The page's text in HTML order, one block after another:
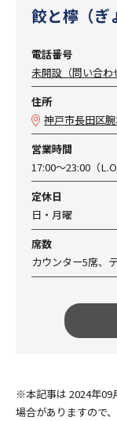
餃と檸（ぎ
電話番号
未開設（問い合わ
住所
神戸市長田区
営業時間
17:00～23:00（
定休日
日・月曜
席数
カウンター5席、
※本記事は 2024年09
場合がありますので